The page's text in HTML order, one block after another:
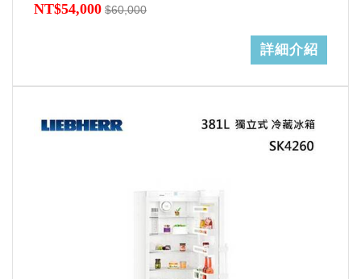
NT$54,000 $60,000
詳細介紹